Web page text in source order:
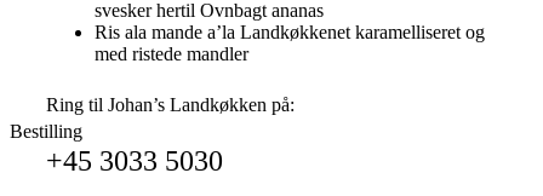
svesker hertil Ovnbagt ananas
Ris ala mande a’la Landkøkkenet karamelliseret og
med ristede mandler
Bestilling
Ring til Johan’s Landkøkken på:
+45 3033 5030